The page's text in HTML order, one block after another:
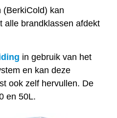
(BerkiCold) kan
alle brandklassen afdekt
in gebruik van het
en kan deze
ook zelf hervullen. De
en 50L.